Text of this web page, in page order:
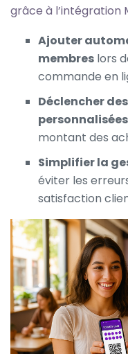
grâce à l’intégration
Ajouter
membres lors
commande en
Déclencher
personnalisées
montant des
Simplifier la
éviter les
satisfaction